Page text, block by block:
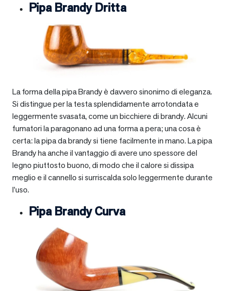
Pipa Brandy Dritta
La forma della pipa Brandy è davvero sinonimo di eleganza.
Si distingue per la testa splendidamente arrotondata e
leggermente svasata, come un bicchiere di brandy. Alcuni
fumatori la paragonano ad una forma a pera; una cosa è
certa: la pipa da brandy si tiene facilmente in mano. La pipa
Brandy ha anche il vantaggio di avere uno spessore del
legno piuttosto buono, di modo che il calore si dissipa
meglio e il cannello si surriscalda solo leggermente durante
l’uso.
Pipa Brandy Curva